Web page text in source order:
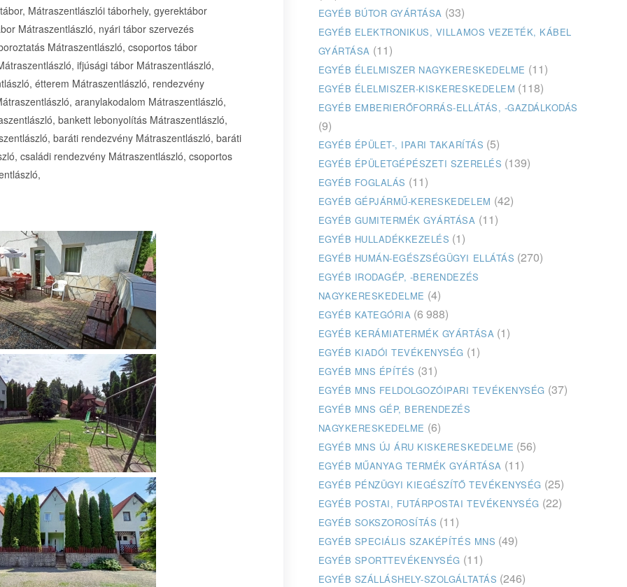
Mátraszentlászlói táborhely, gyerektábor
Mátraszentlászló, nyári tábor szervezés
Mátraszentlászló, csoportos tábor
ifjúsági tábor Mátraszentlászló,
étterem Mátraszentlászló, rendezvény
aranylakodalom Mátraszentlászló,
bankett lebonyolítás Mátraszentlászló,
baráti rendezvény Mátraszentlászló, baráti
családi rendezvény Mátraszentlászló, csoportos
EGYÉB BÚTOR GYÁRTÁSA (33)
EGYÉB ELEKTRONIKUS, VILLAMOS VEZETÉK, KÁBEL
GYÁRTÁSA (11)
EGYÉB ÉLELMISZER NAGYKERESKEDELME (11)
EGYÉB ÉLELMISZER-KISKERESKEDELEM (118)
EGYÉB EMBERIERŐFORRÁS-ELLÁTÁS, -GAZDÁLKODÁS
(9)
EGYÉB ÉPÜLET-, IPARI TAKARÍTÁS (5)
EGYÉB ÉPÜLETGÉPÉSZETI SZERELÉS (139)
EGYÉB FOGLALÁS (11)
EGYÉB GÉPJÁRMŰ-KERESKEDELEM (42)
EGYÉB GUMITERMÉK GYÁRTÁSA (11)
EGYÉB HULLADÉKKEZELÉS (1)
EGYÉB HUMÁN-EGÉSZSÉGÜGYI ELLÁTÁS (270)
EGYÉB IRODAGÉP, -BERENDEZÉS
NAGYKERESKEDELME (4)
EGYÉB KATEGÓRIA (6 988)
EGYÉB KERÁMIATERMÉK GYÁRTÁSA (1)
EGYÉB KIADÓI TEVÉKENYSÉG (1)
EGYÉB MNS ÉPÍTÉS (31)
EGYÉB MNS FELDOLGOZÓIPARI TEVÉKENYSÉG (37)
EGYÉB MNS GÉP, BERENDEZÉS
NAGYKERESKEDELME (6)
EGYÉB MNS ÚJ ÁRU KISKERESKEDELME (56)
EGYÉB MŰANYAG TERMÉK GYÁRTÁSA (11)
EGYÉB PÉNZÜGYI KIEGÉSZÍTŐ TEVÉKENYSÉG (25)
EGYÉB POSTAI, FUTÁRPOSTAI TEVÉKENYSÉG (22)
EGYÉB SOKSZOROSÍTÁS (11)
EGYÉB SPECIÁLIS SZAKÉPÍTÉS MNS (49)
EGYÉB SPORTTEVÉKENYSÉG (11)
EGYÉB SZÁLLÁSHELY-SZOLGÁLTATÁS (246)